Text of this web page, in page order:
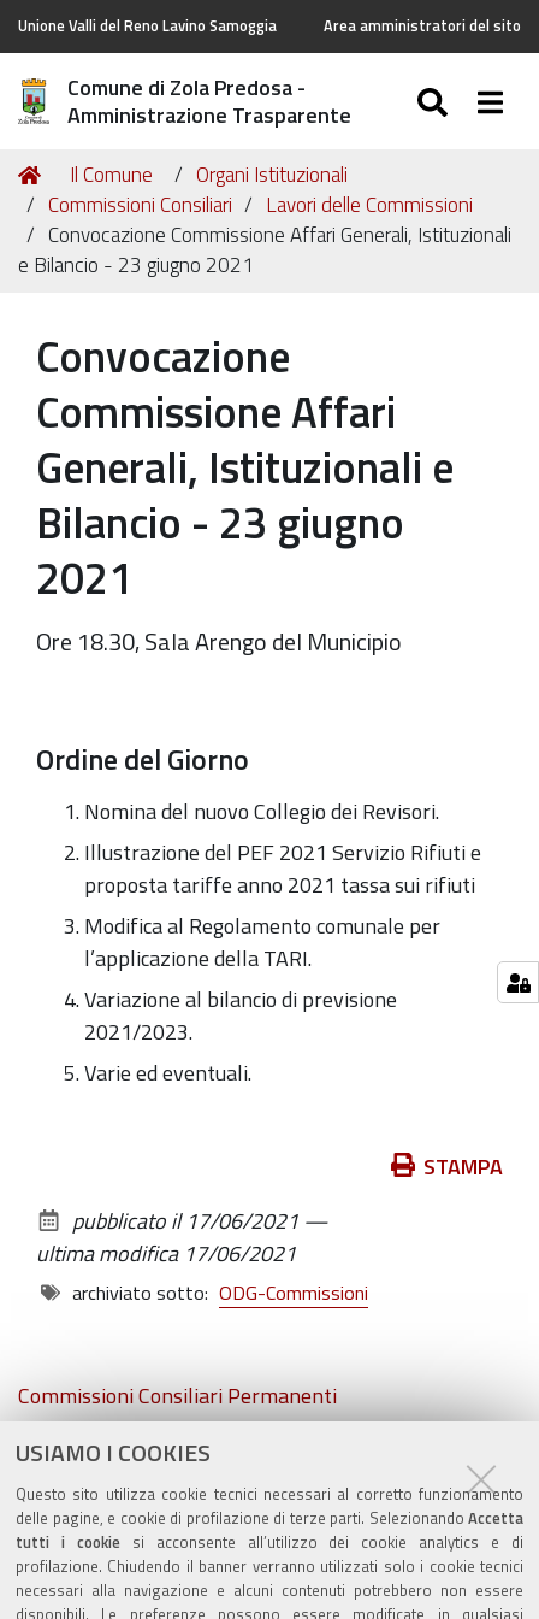
USIAMO I COOKIES
Questo sito utilizza cookie tecnici necessari al corretto funzionamento
delle pagine, e cookie di profilazione di terze parti. Selezionando Accetta
tutti i cookiesi acconsente all’utilizzo dei cookie analytics e di
profilazione. Chiudendo il banner verranno utilizzati solo i cookie tecnici
necessari alla navigazione e alcuni contenuti potrebbero non essere
disponibili. Le preferenze possono essere modificate in qualsiasi
Unione Valli del Reno Lavino Samoggia Area amministratori del sito
Comune di Zola Predosa -
Amministrazione Trasparente
Tu
sei
qui:
Home
Il Comune
Organi Istituzionali
Commissioni Consiliari
Lavori delle Commissioni
Convocazione Commissione Affari Generali, Istituzionali
e Bilancio - 23 giugno 2021
Convocazione
Commissione Affari
Generali, Istituzionali e
Bilancio - 23 giugno
2021
Ore 18.30, Sala Arengo del Municipio
Ordine del Giorno
Nomina del nuovo Collegio dei Revisori.
Illustrazione del PEF 2021 Servizio Rifiuti e
proposta tariffe anno 2021 tassa sui rifiuti
Modifica al Regolamento comunale per
l’applicazione della TARI.
Variazione al bilancio di previsione
2021/2023.
Varie ed eventuali.
documento
STAMPA
pubblicato il 17/06/2021 —
ultima modifica 17/06/2021
archiviato sotto: ODG-Commissioni
Navigazione
Commissioni Consiliari Permanenti
Commissione Elettorale comunale
Lavori delle Commissioni